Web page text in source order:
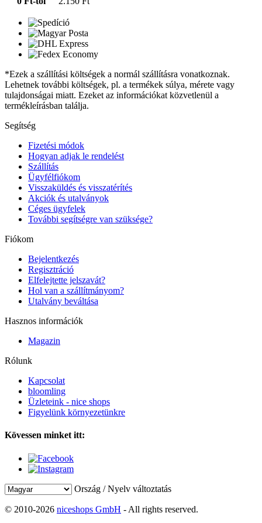
*Ezek a szállítási költségek a normál szállításra vonatkoznak.
Lehetnek további költségek, pl. a termékek súlya, mérete vagy
tulajdonságai miatt. Ezeket az információkat közvetlenül a
termékleírásban találja.
Segítség
Fizetési módok
Hogyan adjak le rendelést
Szállítás
Ügyfélfiókom
Visszaküldés és visszatérítés
Akciók és utalványok
Céges ügyfelek
További segítségre van szüksége?
Fiókom
Bejelentkezés
Regisztráció
Elfelejtette jelszavát?
Hol van a szállítmányom?
Utalvány beváltása
Hasznos információk
Magazin
Rólunk
Kapcsolat
bloomling
Üzleteink - nice shops
Figyelünk környezetünkre
Kövessen minket itt:
Ország / Nyelv változtatás
© 2010-2026 niceshops GmbH - All rights reserved.